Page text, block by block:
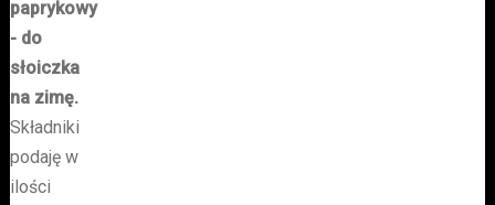
paprykowy
- do
słoiczka
na zimę.
Składniki
podaję w
ilości